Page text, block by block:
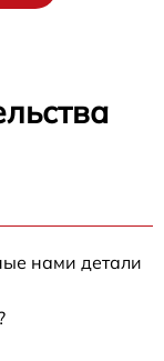
нами детали